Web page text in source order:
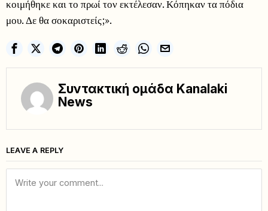
κοιμήθηκε και το πρωί τον εκτέλεσαν. Κόπηκαν τα πόδια
μου. Δε θα σοκαριστείς;».
Συντακτική ομάδα Kanalaki
News
LEAVE A REPLY